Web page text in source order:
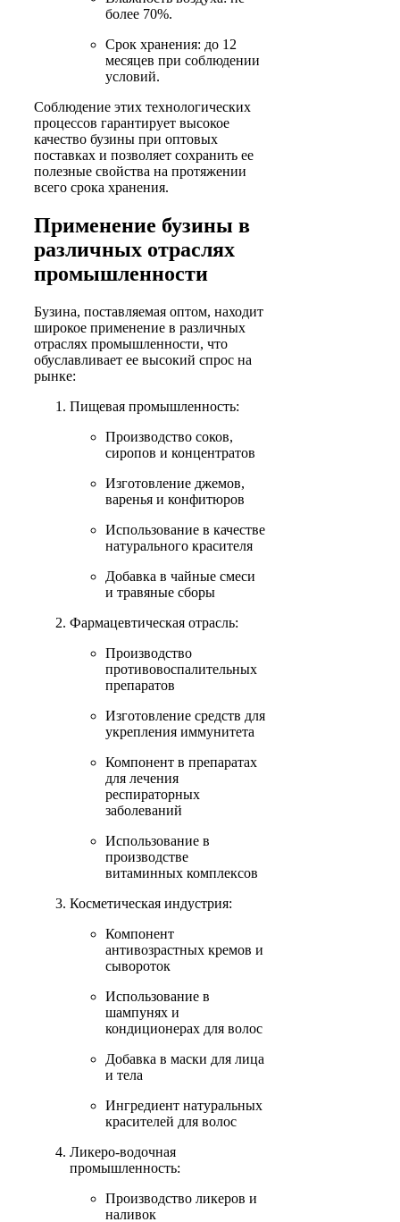
более 70%.
Срок хранения: до 12
месяцев при соблюдении
условий.
Соблюдение этих технологических
процессов гарантирует высокое
качество бузины при оптовых
поставках и позволяет сохранить ее
полезные свойства на протяжении
всего срока хранения.
Применение бузины в
различных отраслях
промышленности
Бузина, поставляемая оптом, находит
широкое применение в различных
отраслях промышленности, что
обуславливает ее высокий спрос на
рынке:
Пищевая промышленность:
Производство соков,
сиропов и концентратов
Изготовление джемов,
варенья и конфитюров
Использование в качестве
натурального красителя
Добавка в чайные смеси
и травяные сборы
Фармацевтическая отрасль:
Производство
противовоспалительных
препаратов
Изготовление средств для
укрепления иммунитета
Компонент в препаратах
для лечения
респираторных
заболеваний
Использование в
производстве
витаминных комплексов
Косметическая индустрия:
Компонент
антивозрастных кремов и
сывороток
Использование в
шампунях и
кондиционерах для волос
Добавка в маски для лица
и тела
Ингредиент натуральных
красителей для волос
Ликеро-водочная
промышленность:
Производство ликеров и
наливок